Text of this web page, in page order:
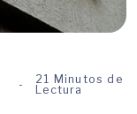
21 Minutos de
Lectura